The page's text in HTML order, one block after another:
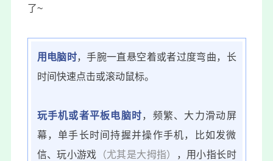
了~
用电脑时，手腕一直悬空着或者过度弯曲，长
时间快速点击或滚动鼠标。
玩手机或者平板电脑时，频繁、大力滑动屏
幕，单手长时间持握并操作手机，比如发微
信、玩小游戏 （尤其是大拇指）
，用小指长时